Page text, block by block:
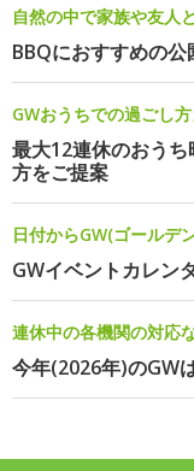
自然の中で家族や友人
BBQにおすすめの公
GWおうちでの過ごし
最大12連休のおう
方をご提案
日付からGW(ゴールデ
GWイベントカレン
連休中の各機関の対応
今年(2026年)のGW